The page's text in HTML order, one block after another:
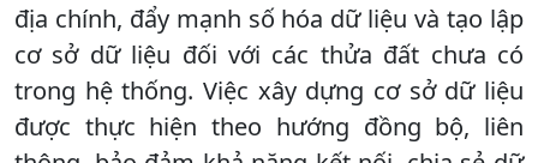
địa chính, đẩy mạnh số hóa dữ liệu và tạo lập
cơ sở dữ liệu đối với các thửa đất chưa có
trong hệ thống. Việc xây dựng cơ sở dữ liệu
được thực hiện theo hướng đồng bộ, liên